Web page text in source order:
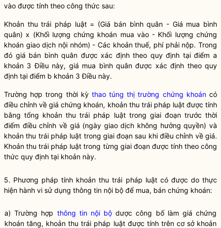
vào được tính theo công thức sau:
Khoản thu trái pháp luật= (Giá bán bình quân - Giá mua bình
quân) x (Khối lượngchứng khoán mua vào - Khối lượngchứng
khoán giao dịch nội nhóm) - Các khoản thuế, phí phải nộp. Trong
đó giá bán bình quân được xác định theo quy định tại điểm a
khoản 3 Điều này, giá mua bình quân được xác định theo quy
định tại điểm b khoản 3 Điều này.
Trường hợp trong thời kỳ thao túng thị trường chứng khoáncó
điều chỉnh về giá chứng khoán, khoản thu trái pháp luậtđược tính
bằng tổng khoản thu trái pháp luậttrong giai đoạn trước thời
điểm điều chỉnh về giá (ngày giao dịch không hưởngquyền) và
khoản thu trái pháp luật trong giai đoạn sau khi điều chỉnh về giá.
Khoản thu trái pháp luật trong từng giai đoạn được tính theo công
thức quy định tại khoản này.
5. Phương pháp tính khoản thu trái pháp luậtcó được do thực
hiện hành vi sử dụng thông tin nội bộ để mua, bán chứng khoán:
a) Trường hợp thông tin nội bộ dược công bố làm giá chứng
khoán tăng, khoản thu trái pháp luậtđược tính trên cơ sở khoản